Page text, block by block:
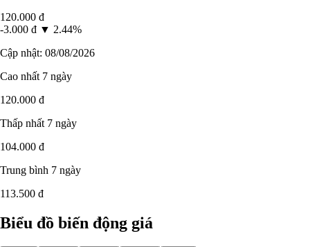
120.000 đ
-3.000 đ ▼ 2.44%
Cập nhật: 08/08/2026
Cao nhất 7 ngày
120.000 đ
Thấp nhất 7 ngày
104.000 đ
Trung bình 7 ngày
113.500 đ
Biểu đồ biến động giá